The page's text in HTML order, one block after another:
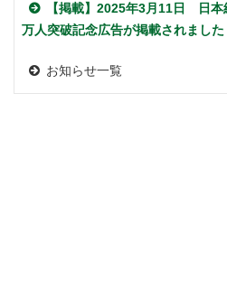
【掲載】2025年3月11日 日
万人突破記念広告が掲載されました
お知らせ一覧